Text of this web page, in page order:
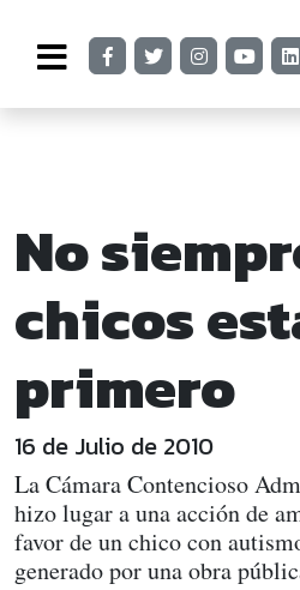
No
chicos
primero
16 de Julio de 2010
La Cámara Contencioso
hizo lugar a una acción de
favor de un chico con
generado por una obra